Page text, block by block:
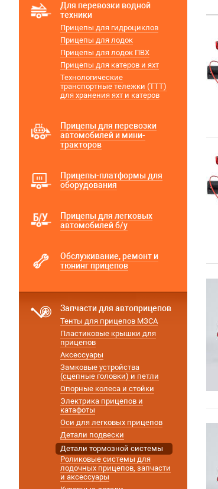
Для перевозки водной
техники
Прицепы для гидроциклов
Прицепы для лодок
Прицепы для лодок ПВХ
Прицепы для катеров и яхт
Технологические
транспортные тележки (ТТТ)
для хранения яхт и катеров
Прицепы для перевозки
автомобилей и мини-
тракторов
Прицепы-платформы для
оборудования
Прицепы для легковых
автомобилей б/у
Обслуживание, ремонт и
тюнинг прицепов
Запчасти для автоприцепов
Тенты для прицепов МЗСА
Пластиковые крышки для
прицепов
Аксессуары
Замковые устройства
(сцепные головки) и петли
Опорные колеса и стойки
Электрика прицепов и
катафоты
Оси для легковых прицепов
Детали подвески
Детали тормозной системы
Роликовые системы для
лодочных прицепов, запчасти
и аксессуары